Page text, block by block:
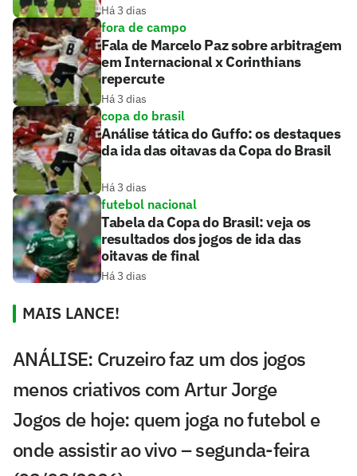
Há 3 dias
fora de campo
Fala de Marcelo Paz sobre arbitragem
em Internacional x Corinthians
repercute
Há 3 dias
copa do brasil
Análise tática do Guffo: os destaques
da ida das oitavas da Copa do Brasil
Há 3 dias
futebol nacional
Tabela da Copa do Brasil: veja os
resultados dos jogos de ida das
oitavas de final
Há 3 dias
MAIS LANCE!
ANÁLISE: Cruzeiro faz um dos jogos
menos criativos com Artur Jorge
Jogos de hoje: quem joga no futebol e
onde assistir ao vivo – segunda-feira